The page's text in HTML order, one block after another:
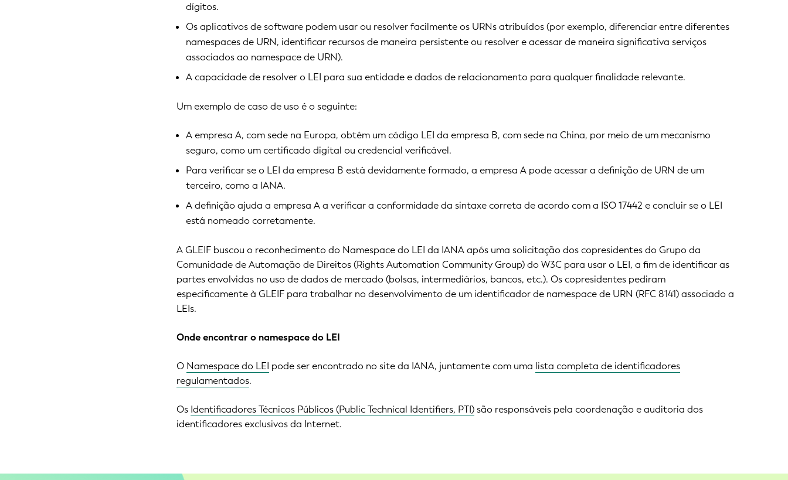
dígitos.
Os aplicativos de software podem usar ou resolver facilmente os URNs atribuídos (por exemplo, diferenciar entre diferentes
namespaces de URN, identificar recursos de maneira persistente ou resolver e acessar de maneira significativa serviços
associados ao namespace de URN).
A capacidade de resolver o LEI para sua entidade e dados de relacionamento para qualquer finalidade relevante.
Um exemplo de caso de uso é o seguinte:
A empresa A, com sede na Europa, obtém um código LEI da empresa B, com sede na China, por meio de um mecanismo
seguro, como um certificado digital ou credencial verificável.
Para verificar se o LEI da empresa B está devidamente formado, a empresa A pode acessar a definição de URN de um
terceiro, como a IANA.
A definição ajuda a empresa A a verificar a conformidade da sintaxe correta de acordo com a ISO 17442 e concluir se o LEI
está nomeado corretamente.
A GLEIF buscou o reconhecimento do Namespace do LEI da IANA após uma solicitação dos copresidentes do Grupo da
Comunidade de Automação de Direitos (Rights Automation Community Group) do W3C para usar o LEI, a fim de identificar as
partes envolvidas no uso de dados de mercado (bolsas, intermediários, bancos, etc.). Os copresidentes pediram
especificamente à GLEIF para trabalhar no desenvolvimento de um identificador de namespace de URN (RFC 8141) associado a
LEIs.
Onde encontrar o namespace do LEI
O Namespace do LEI pode ser encontrado no site da IANA, juntamente com uma lista completa de identificadores
regulamentados.
Os Identificadores Técnicos Públicos (Public Technical Identifiers, PTI)são responsáveis pela coordenação e auditoria dos
identificadores exclusivos da Internet.